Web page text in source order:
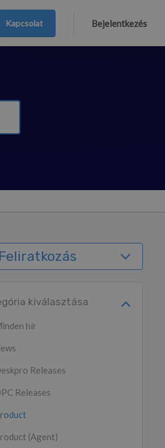
Kapcsolat Bejelentkezés
Feliratkozás
kiválasztása
hír
Releases
Releases
(Agent)